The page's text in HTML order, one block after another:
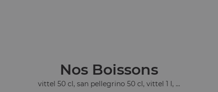
Nos Boissons
vittel 50 cl, san pellegrino 50 cl, vittel 1 l, ...